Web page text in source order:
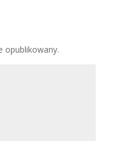
opublikowany.